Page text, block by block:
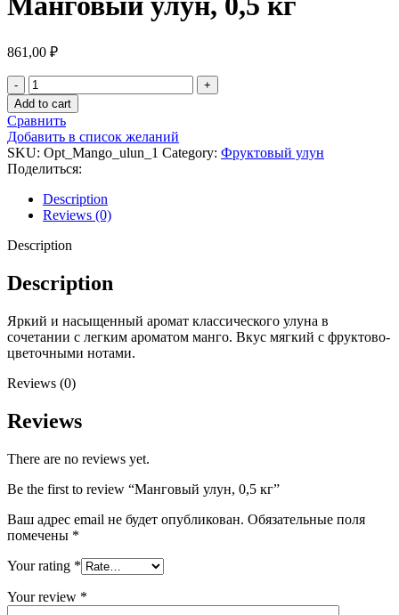
861,00 ₽
Манговый
улун,
0,5
кг
quantity
Add to cart
Сравнить
Добавить в список желаний
SKU: Opt_Mango_ulun_1 Category: Фруктовый улун
Поделиться:
Description
Reviews (0)
Description
Description
Яркий и насыщенный аромат классического улуна в
сочетании с легким ароматом манго. Вкус мягкий с фруктово-
цветочными нотами.
Reviews (0)
Reviews
There are no reviews yet.
Be the first to review “Манговый улун, 0,5 кг”
Ваш адрес email не будет опубликован. Обязательные поля
помечены *
Your rating *
Your review *